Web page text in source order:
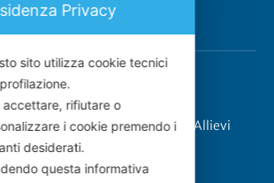
momento
convenzione
prove scritte concorso 2517 Allievi
2023
Privacy
sito utilizza cookie tecnici
accettare, rifiutare o
i cookie premendo i
desiderati.
questa informativa